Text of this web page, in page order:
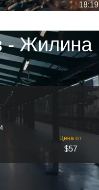
18:19
- Жилина
Цена от
$57